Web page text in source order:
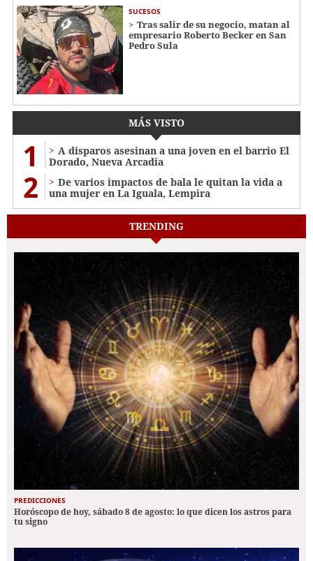
SUCESOS
Tras salir de su negocio, matan al
empresario Roberto Becker en San
Pedro Sula
MÁS VISTO
1
A disparos asesinan a una joven en el barrio El
Dorado, Nueva Arcadia
2
De varios impactos de bala le quitan la vida a
una mujer en La Iguala, Lempira
TRENDING
PREDICCIONES
Horóscopo de hoy, sábado 8 de agosto: lo que dicen los astros para
tu signo